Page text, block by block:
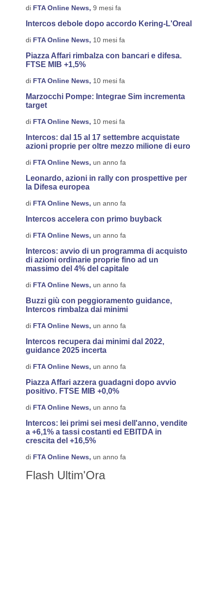
di FTA Online News, 9 mesi fa
Intercos debole dopo accordo Kering-L'Oreal
di FTA Online News, 10 mesi fa
Piazza Affari rimbalza con bancari e difesa.
FTSE MIB +1,5%
di FTA Online News, 10 mesi fa
Marzocchi Pompe: Integrae Sim incrementa
target
di FTA Online News, 10 mesi fa
Intercos: dal 15 al 17 settembre acquistate
azioni proprie per oltre mezzo milione di euro
di FTA Online News, un anno fa
Leonardo, azioni in rally con prospettive per
la Difesa europea
di FTA Online News, un anno fa
Intercos accelera con primo buyback
di FTA Online News, un anno fa
Intercos: avvio di un programma di acquisto
di azioni ordinarie proprie fino ad un
massimo del 4% del capitale
di FTA Online News, un anno fa
Buzzi giù con peggioramento guidance,
Intercos rimbalza dai minimi
di FTA Online News, un anno fa
Intercos recupera dai minimi dal 2022,
guidance 2025 incerta
di FTA Online News, un anno fa
Piazza Affari azzera guadagni dopo avvio
positivo. FTSE MIB +0,0%
di FTA Online News, un anno fa
Intercos: lei primi sei mesi dell'anno, vendite
a +6,1% a tassi costanti ed EBITDA in
crescita del +16,5%
di FTA Online News, un anno fa
Flash Ultim'Ora